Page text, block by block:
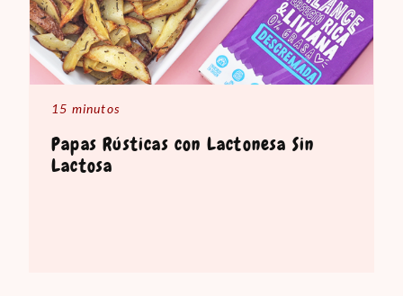
15 minutos
Papas Rústicas con Lactonesa Sin
Lactosa